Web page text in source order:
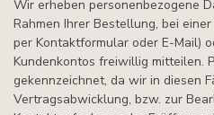
Wir erheben personenbezogene
Rahmen Ihrer Bestellung, bei
per Kontaktformular oder E-Mail)
Kundenkontos freiwillig mitteilen.
gekennzeichnet, da wir in diesen
Vertragsabwicklung, bzw. zur